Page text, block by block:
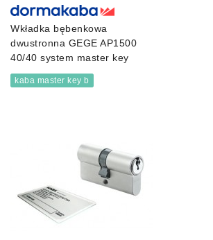
Wkładka bębenkowa
dwustronna GEGE AP1500
40/40 system master key
kaba master key b